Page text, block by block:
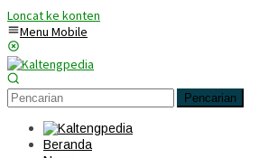
Loncat ke konten
Menu Mobile
Pencarian
Beranda